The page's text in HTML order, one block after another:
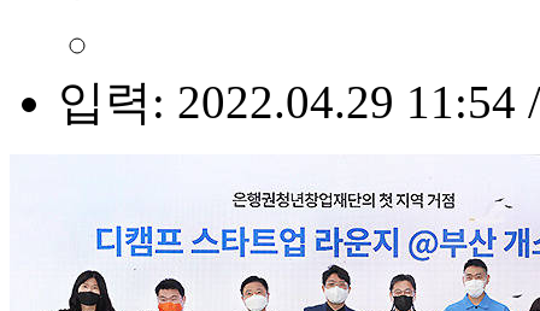
입력: 2022.04.29 11:54